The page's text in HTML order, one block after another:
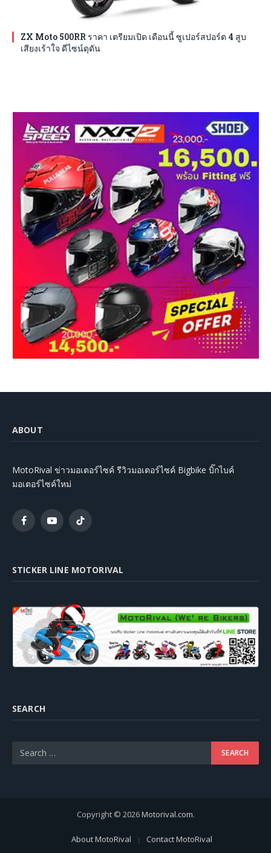
ZX Moto 500RR ราคา เตรียมเปิด เดือนนี้ ซูเปอร์สปอร์ต 4 สูบ
เสียงเร้าใจ ดีไซน์ดุดัน
ABOUT
MotoRival ข่าวมอเตอร์ไซค์ รีวิวมอเตอร์ไซค์ Bigbike บิ๊กไบค์
มอเตอร์ไซค์ใหม่
FacebookYouTubeTikTok
STICKER LINE MOTORIVAL
SEARCH
Copyright © 2026Motorival.com.
About MotoRival Contact MotoRival